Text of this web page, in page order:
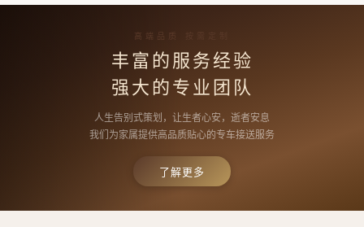
高端品质 按需定制
丰富的服务经验
强大的专业团队
人生告别式策划，让生者心安，逝者安息
我们为家属提供高品质贴心的专车接送服务
了解更多